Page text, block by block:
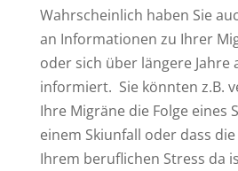
Wahrscheinlich haben Sie
an Informationen zu Ihrer
oder sich über längere Jahre
informiert. Sie könnten z.B.
Ihre Migräne die Folge eines
einem Skiunfall oder dass
Ihrem beruflichen Stress da